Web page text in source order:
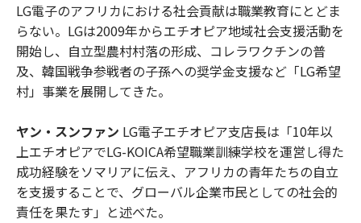
LG電子のアフリカにおける社会貢献は職業教育にとどま
らない。LGは2009年からエチオピア地域社会支援活動を
開始し、自立型農村村落の形成、コレラワクチンの普
及、韓国戦争参戦者の子孫への奨学金支援など「LG希望
村」事業を展開してきた。
ヤン・スンファン LG電子エチオピア支店長は「10年以
上エチオピアでLG-KOICA希望職業訓練学校を運営し得た
成功経験をソマリアに伝え、アフリカの青年たちの自立
を支援することで、グローバル企業市民としての社会的
責任を果たす」と述べた。